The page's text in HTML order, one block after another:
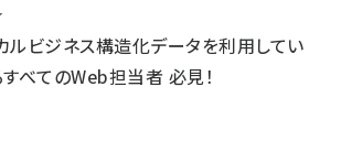
ルビジネス構造化データを利用してい
すべてのWeb担当者 必見！